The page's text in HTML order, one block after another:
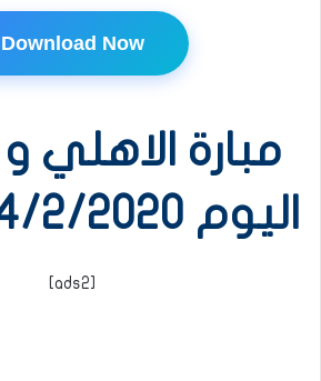
Download Now
مبارة الاهلي و
اليوم 24/2/2020 مباشر
[ads2]